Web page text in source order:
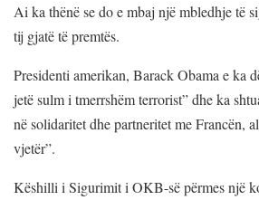
Ai ka thënë se do e mbaj një mbledhje të
tij gjatë të premtës.
Presidenti amerikan, Barack Obama e ka
jetë sulm i tmerrshëm terrorist” dhe ka
në solidaritet dhe partneritet me Francën,
vjetër”.
Këshilli i Sigurimit i OKB-së përmes një